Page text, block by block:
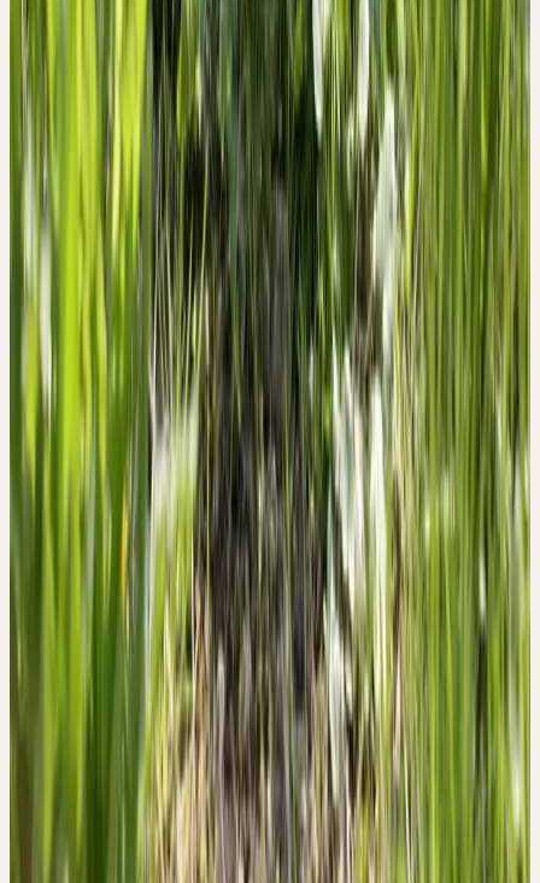
Ceres verwendet die frische ganze Pflanze aus Wildsammlung in
der Schweiz. Die Pflanzen werden im Frühjahr zur beginnenden
Blütezeit geerntet.
Historischer Kontext
TRADITIONELLE VERWENDUNG
Der Löwenzahn zählt zu den bekanntesten und meist verwendeten
Heil- und Lebensmittelpflanzen der mitteleuropäischen Flora. Er
wird traditionell in Frühjahrskuren zur Anregung des
Stoffwechsels und zur Reinigung des Blutes angewendet. Das
Spektrum der Darreichungsformen ist sehr breit und reicht von
Frischpflanzensäften, Teeinfusen, Fluid- und Trockenextrakten bis
hin zu alkoholischen Tinkturen. Zielorgan der Wirkung von
Zubereitungen aus Taraxacum officinale L. in verschiedenen
Therapierichtungen ist das Leber-Galle-System. Die
Wiederherstellung der Leber- und Gallenfunktion steht dabei im
Mittelpunkt. Störungen des Leber-Galle Systems stehen oft mit
Müdigkeit, Schwäche, Hautleiden, Juckreiz, Verdauungs- und
Oberbauchbeschwerden im Zusammenhang. Da durch den
Löwenzahn insbesondere auch der Fluss der Gallensäfte angeregt
wird, hat Löwenzahn insgesamt einen sehr förderlichen Einfluss
auf den gesamten Gastrointestinaltrakt. Appetitlosigkeit,
dyspetische Beschwerden wie Völlegefühl und Blähungen können